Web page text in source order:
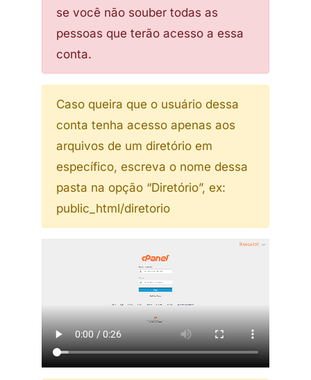
se você não souber todas as
pessoas que terão acesso a essa
conta.
Caso queira que o usuário dessa
conta tenha acesso apenas aos
arquivos de um diretório em
específico, escreva o nome dessa
pasta na opção “Diretório”, ex:
public_html/diretorio